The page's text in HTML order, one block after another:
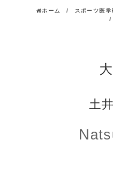
ホーム スポーツ医
土